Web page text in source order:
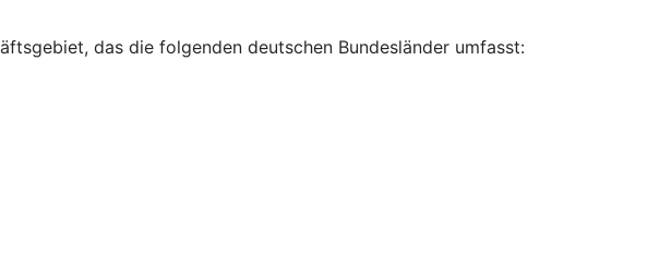
das die folgenden deutschen Bundesländer umfasst: